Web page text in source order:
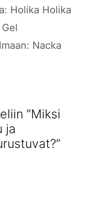
Holika Holika
Nacka
”Miksi
ja